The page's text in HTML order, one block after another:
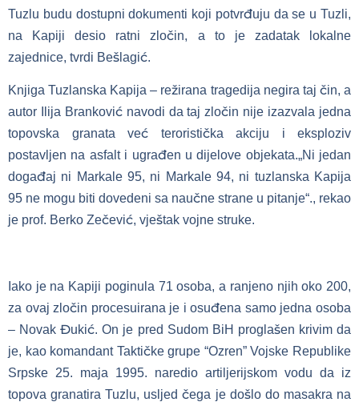
Tuzlu budu dostupni dokumenti koji potvrđuju da se u Tuzli,
na Kapiji desio ratni zločin, a to je zadatak lokalne
zajednice, tvrdi Bešlagić.
Knjiga Tuzlanska Kapija – režirana tragedija negira taj čin, a
autor Ilija Branković navodi da taj zločin nije izazvala jedna
topovska granata već teroristička akciju i eksploziv
postavljen na asfalt i ugrađen u dijelove objekata.„Ni jedan
događaj ni Markale 95, ni Markale 94, ni tuzlanska Kapija
95 ne mogu biti dovedeni sa naučne strane u pitanje“., rekao
je prof. Berko Zečević, vještak vojne struke.
Iako je na Kapiji poginula 71 osoba, a ranjeno njih oko 200,
za ovaj zločin procesuirana je i osuđena samo jedna osoba
– Novak Đukić. On je pred Sudom BiH proglašen krivim da
je, kao komandant Taktičke grupe “Ozren” Vojske Republike
Srpske 25. maja 1995. naredio artiljerijskom vodu da iz
topova granatira Tuzlu, usljed čega je došlo do masakra na